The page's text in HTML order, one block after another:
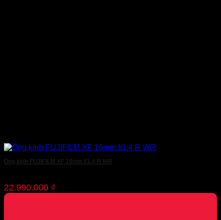
Ống kính FUJIFILM XF 16mm f/1.4 R WR
22.990.000 ₫